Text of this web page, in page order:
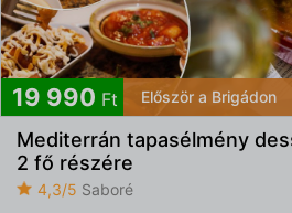
19 990 Ft Először a Brigádon
Mediterrán tapasélmény
2 fő részére
4,3/5 Saboré